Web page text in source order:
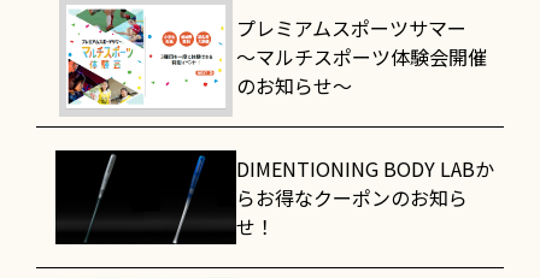
プレミアムスポーツサマー
～マルチスポーツ体験会開催
のお知らせ～
DIMENTIONING BODY LABか
らお得なクーポンのお知ら
せ！